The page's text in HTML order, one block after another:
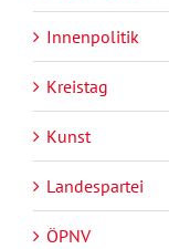
Innenpolitik
Kreistag
Kunst
Landespartei
ÖPNV